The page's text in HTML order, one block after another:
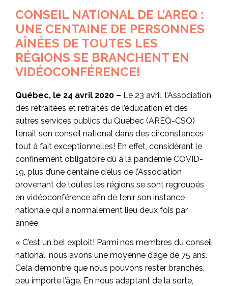
CONSEIL NATIONAL DE L’AREQ :
UNE CENTAINE DE PERSONNES
AÎNÉES DE TOUTES LES
RÉGIONS SE BRANCHENT EN
VIDÉOCONFÉRENCE!
Québec, le 24 avril 2020 – Le 23 avril, l’Association
des retraitées et retraités de l’éducation et des
autres services publics du Québec (AREQ-CSQ)
tenait son conseil national dans des circonstances
tout à fait exceptionnelles! En effet, considérant le
confinement obligatoire dû à la pandémie COVID-
19, plus d’une centaine d’élus de l’Association
provenant de toutes les régions se sont regroupés
en vidéoconférence afin de tenir son instance
nationale qui a normalement lieu deux fois par
année.
« C’est un bel exploit! Parmi nos membres du conseil
national, nous avons une moyenne d’âge de 75 ans.
Cela démontre que nous pouvons rester branchés,
peu importe l’âge. En nous adaptant de la sorte,